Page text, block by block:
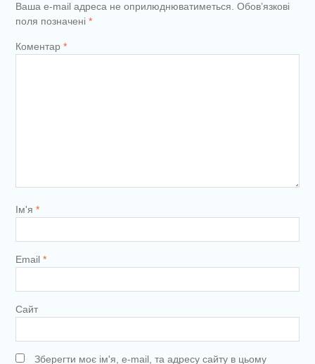
Ваша e-mail адреса не оприлюднюватиметься. Обов’язкові
поля позначені *
Коментар *
Ім'я *
Email *
Сайт
Зберегти моє ім'я, e-mail, та адресу сайту в цьому